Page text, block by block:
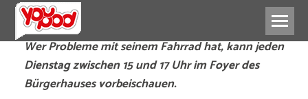
Wer Probleme mit seinem Fahrrad hat, kann jeden
Dienstag zwischen 15 und 17 Uhr im Foyer des
Bürgerhauses vorbeischauen.